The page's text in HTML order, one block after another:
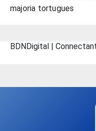
majoria tortugues
BDNDigital |